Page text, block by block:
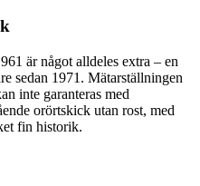
är något alldeles extra – en
sedan 1971. Mätarställningen
inte garanteras med
orörtskick utan rost, med
fin historik.